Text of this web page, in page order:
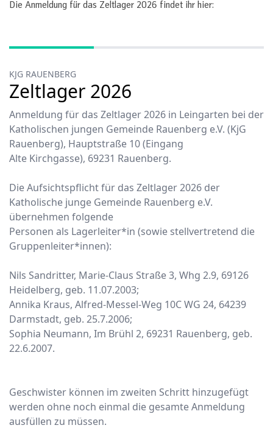
Die Anmeldung für das Zeltlager 2026 findet ihr hier: